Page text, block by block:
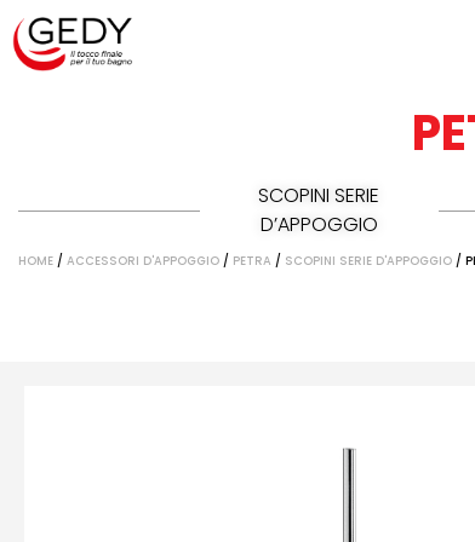
SCOPINI SERIE
D’APPOGGIO
HOME / ACCESSORI D'APPOGGIO / PETRA / SCOPINI SERIE D'APPOGGIO /